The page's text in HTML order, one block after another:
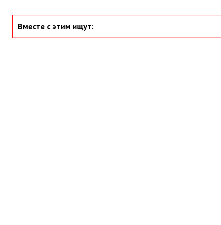
Вместе с этим ищут: